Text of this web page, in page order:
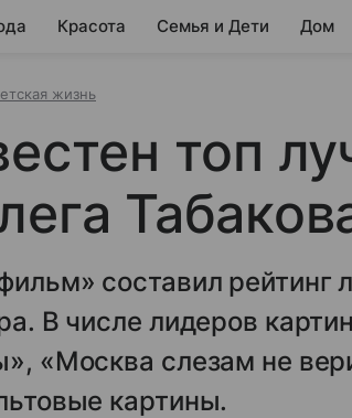
Красота Семья и Дети Дом
жизнь
топ
составил рейтинг
В числе лидеров
«Москва слезам не
картины.